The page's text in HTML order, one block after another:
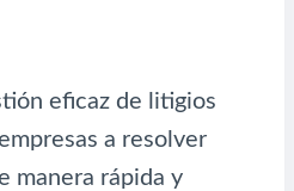
eficaz de litigios
a resolver
manera rápida y